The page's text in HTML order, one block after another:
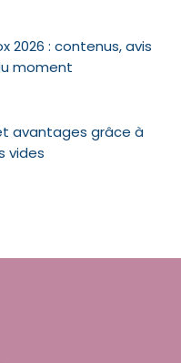
2026 : contenus, avis
moment
avantages grâce à
vides